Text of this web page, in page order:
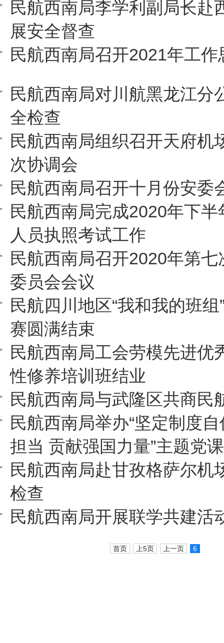
民航西南局李学利副局长赴
展安全督查
民航西南局召开2021年工
民航西南局对川航黑龙江分
全检查
民航西南局组织召开天府机
次协调会
民航西南局召开十月份安委
民航西南局完成2020年下
人员执照考试工作
民航西南局召开2020年第
委员会会议
民航四川地区“我和我的班
赛圆满结束
民航西南局工会劳模先进优
性修养培训班结业
民航西南局与武隆区共商民
民航西南局举办“坚定制度
担当 贡献强国力量”主题党课
民航西南局赴甘孜格萨尔机
检查
民航西南局开展联学共建活
首页 上5页 上一页 6